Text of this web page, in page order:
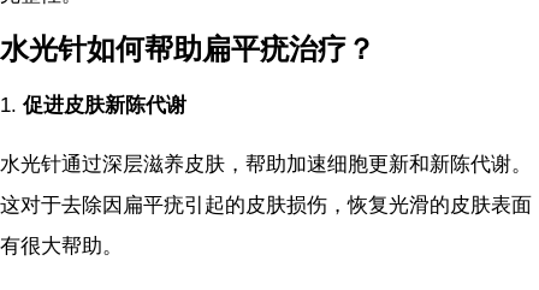
水光针如何帮助扁平疣治疗？
1. 促进皮肤新陈代谢
水光针通过深层滋养皮肤，帮助加速细胞更新和新陈代谢。
这对于去除因扁平疣引起的皮肤损伤，恢复光滑的皮肤表面
有很大帮助。